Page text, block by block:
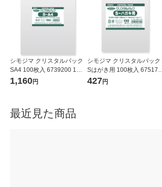
シモジマ クリスタルパック
SA4 100枚入 6739200 1袋
(100枚入)
1,160円
シモジマ クリスタルパック
Sはがき用 100枚入 675170
0 1袋(100枚入)
427円
最近見た商品